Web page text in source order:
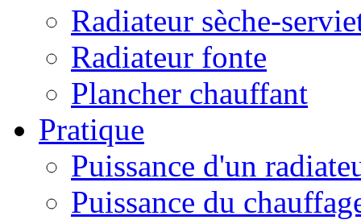
Radiateur sèche-
Radiateur fonte
Plancher chauffant
Pratique
Puissance d'un
Puissance du